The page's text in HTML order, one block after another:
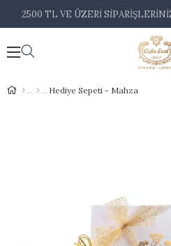
2500 TL VE ÜZERİ
Hediye Sepeti - Mahza